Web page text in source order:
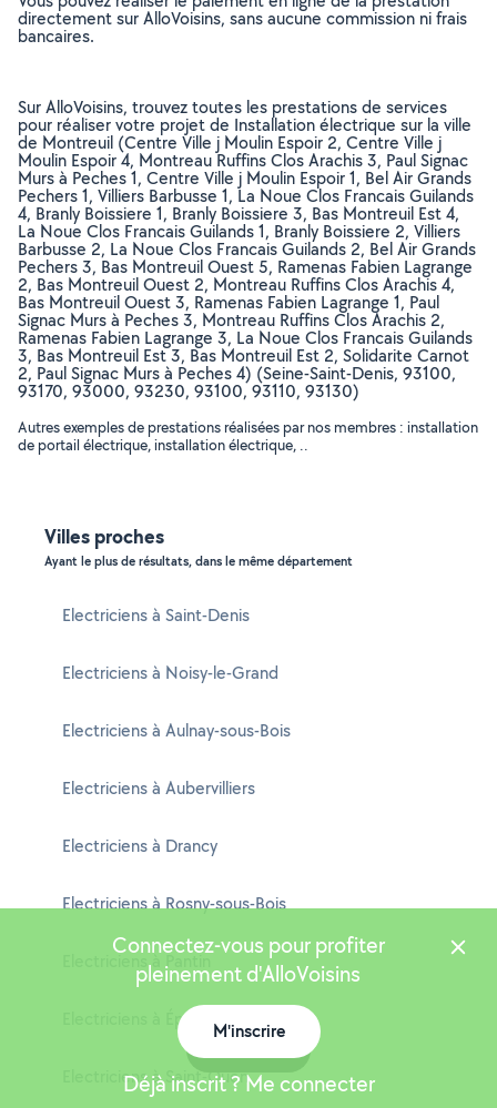
directement sur AlloVoisins, sans aucune commission ni frais
bancaires.
Sur AlloVoisins, trouvez toutes les prestations de services
pour réaliser votre projet de Installation électrique sur la ville
de Montreuil (Centre Ville j Moulin Espoir 2, Centre Ville j
Moulin Espoir 4, Montreau Ruffins Clos Arachis 3, Paul Signac
Murs à Peches 1, Centre Ville j Moulin Espoir 1, Bel Air Grands
Pechers 1, Villiers Barbusse 1, La Noue Clos Francais Guilands
4, Branly Boissiere 1, Branly Boissiere 3, Bas Montreuil Est 4,
La Noue Clos Francais Guilands 1, Branly Boissiere 2, Villiers
Barbusse 2, La Noue Clos Francais Guilands 2, Bel Air Grands
Pechers 3, Bas Montreuil Ouest 5, Ramenas Fabien Lagrange
2, Bas Montreuil Ouest 2, Montreau Ruffins Clos Arachis 4,
Bas Montreuil Ouest 3, Ramenas Fabien Lagrange 1, Paul
Signac Murs à Peches 3, Montreau Ruffins Clos Arachis 2,
Ramenas Fabien Lagrange 3, La Noue Clos Francais Guilands
3, Bas Montreuil Est 3, Bas Montreuil Est 2, Solidarite Carnot
2, Paul Signac Murs à Peches 4) (Seine-Saint-Denis, 93100,
93170, 93000, 93230, 93100, 93110, 93130)
Autres exemples de prestations réalisées par nos membres : installation
de portail électrique, installation électrique, ..
Villes proches
Ayant le plus de résultats, dans le même département
Electriciens à Saint-Denis
Electriciens à Noisy-le-Grand
Electriciens à Aulnay-sous-Bois
Electriciens à Aubervilliers
Electriciens à Drancy
Electriciens à Rosny-sous-Bois
Electriciens à Pantin
Electriciens à Épinay-sur-Seine
Electriciens à Saint-Ouen
Connectez-vous pour profiter
pleinement d'AlloVoisins
M'inscrire
Déjà inscrit ? Me connecter